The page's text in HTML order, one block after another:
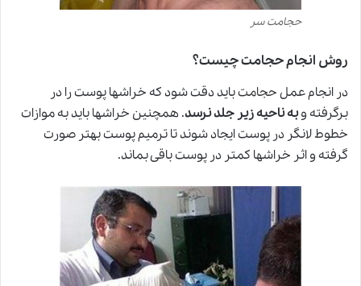
حجامت سر
روش انجام حجامت چیست؟
در انجام عملحجامتباید دقت شود که خراشها پوست را در
برگرفته وبه ناحیه زیر جلد نرسد. همچنین خراشها باید به موازات
خطوط لانگر در پوست ایجاد شوند تا ترمیم پوست بهتر صورت
گرفته و اثر خراشها کمتر در پوست باقی بماند.